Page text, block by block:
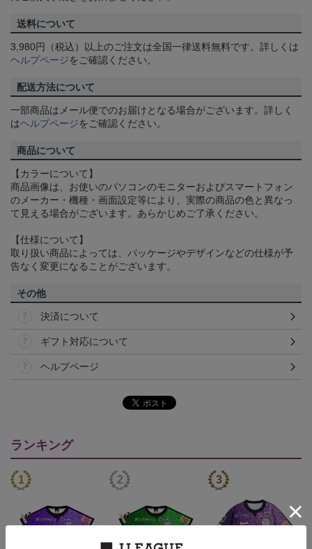
送料について
3,980円（税込）以上のご注文は全国一律送料無料です。詳しくは
ヘルプページをご確認ください。
配送方法について
一部商品はメール便でのお届けとなる場合がございます。詳しく
はヘルプページをご確認ください。
商品について
【カラーについて】
商品画像は、お使いのパソコンのモニターおよびスマートフォン
のメーカー・機種・画面設定等により、実際の商品の色と異なっ
て見える場合がございます。あらかじめご了承ください。
【仕様について】
取り扱い商品によっては、パッケージやデザインなどの仕様が予
告なく変更になることがございます。
その他
決済について
ギフト対応について
ヘルプページ
ランキング